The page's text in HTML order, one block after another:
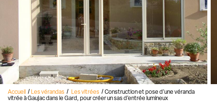
Accueil Les vérandas Les vitrées
Construction et pose d’une véranda
vitrée à Gaujac dans le Gard, pour créer un sas d’entrée lumineux